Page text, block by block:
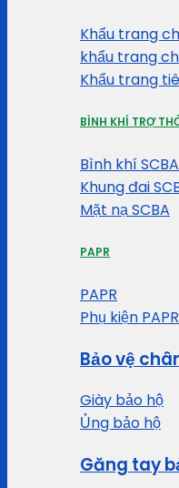
Khẩu trang
khẩu trang
Khẩu trang
BÌNH KHÍ TRỢ
Bình khí SCBA
Khung đai
Mặt nạ SCBA
PAPR
PAPR
Phụ kiện PAPR
Bảo vệ
Giày bảo hộ
Ủng bảo hộ
Găng tay